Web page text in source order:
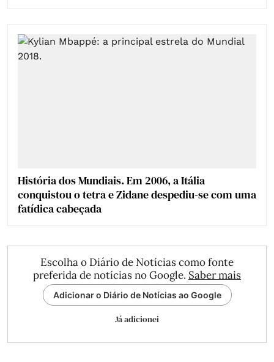
História dos Mundiais. Em 2006, a Itália
conquistou o tetra e Zidane despediu-se com uma
fatídica cabeçada
Escolha o Diário de Notícias como fonte
preferida de notícias no Google. Saber mais
Adicionar o Diário de Notícias ao Google
Já adicionei